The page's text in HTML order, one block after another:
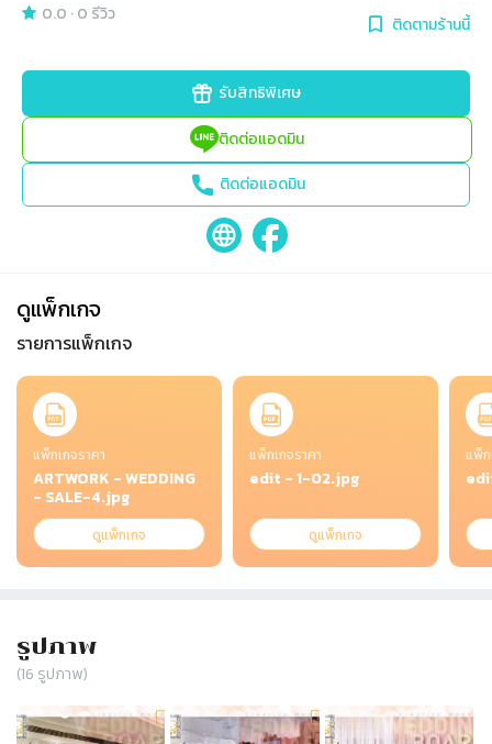
0.0 ·0 รีวิว ติดตามร้านนี้
รับสิทธิพิเศษ
ติดต่อแอดมิน
ติดต่อแอดมิน
ดูแพ็กเกจ
รายการแพ็กเกจ
Slide 1 of 8
แพ็กเกจราคา
ARTWORK - WEDDING
- SALE-4.jpg
ดูแพ็กเกจ
แพ็กเกจราคา
edit - 1-02.jpg
ดูแพ็กเกจ
แพ็ก
รูปภาพ
(16 รูปภาพ)